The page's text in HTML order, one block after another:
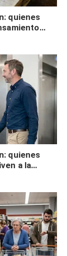
quienes
quienes
a la